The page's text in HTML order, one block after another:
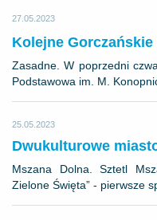
27.05.2023
Kolejne Gorczańskie
Zasadne. W poprzedni
Podstawowa im. M.
25.05.2023
Dwukulturowe
Mszana Dolna. Sztetl
Zielone Święta” - pierwsze